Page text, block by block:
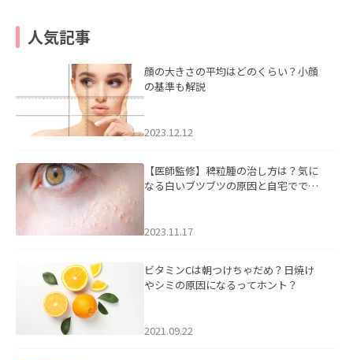
人気記事
顔の大きさの平均はどのくらい？小顔
の基準も解説
2023.12.12
【医師監修】稗粒腫の治し方は？気に
なる白いブツブツの原因と自宅ででき
2023.11.17
ビタミンCは朝つけちゃだめ？日焼け
やシミの原因になるってホント？
2021.09.22